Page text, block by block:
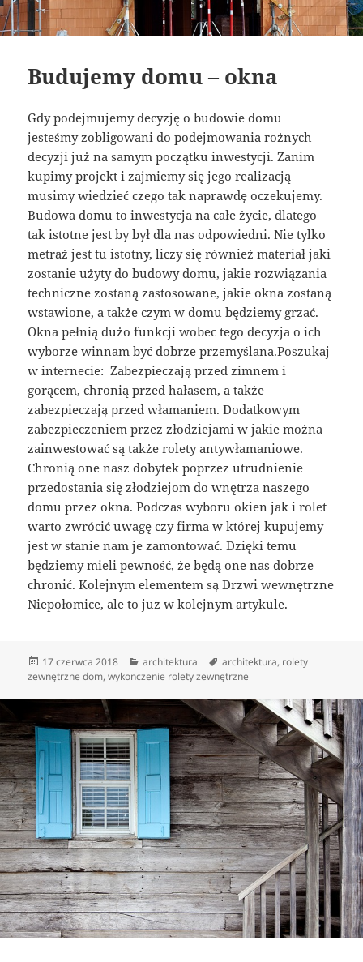
Budujemy domu – okna
Gdy podejmujemy decyzję o budowie domu
jesteśmy zobligowani do podejmowania rożnych
decyzji już na samym początku inwestycji. Zanim
kupimy projekt i zajmiemy się jego realizacją
musimy wiedzieć czego tak naprawdę oczekujemy.
Budowa domu to inwestycja na całe życie, dlatego
tak istotne jest by był dla nas odpowiedni. Nie tylko
metraż jest tu istotny, liczy się również materiał jaki
zostanie użyty do budowy domu, jakie rozwiązania
techniczne zostaną zastosowane, jakie okna zostaną
wstawione, a także czym w domu będziemy grzać.
Okna pełnią dużo funkcji wobec tego decyzja o ich
wyborze winnam być dobrze przemyślana.Poszukaj
w internecie: Zabezpieczają przed zimnem i
gorącem, chronią przed hałasem, a także
zabezpieczają przed włamaniem. Dodatkowym
zabezpieczeniem przez złodziejami w jakie można
zainwestować są także rolety antywłamaniowe.
Chronią one nasz dobytek poprzez utrudnienie
przedostania się złodziejom do wnętrza naszego
domu przez okna. Podczas wyboru okien jak i rolet
warto zwrócić uwagę czy firma w której kupujemy
jest w stanie nam je zamontować. Dzięki temu
będziemy mieli pewność, że będą one nas dobrze
chronić. Kolejnym elementem są Drzwi wewnętrzne
Niepołomice, ale to juz w kolejnym artykule.
Data
publikacji
17 czerwca 2018 Kategorie
architektura Tagi
architektura, rolety
zewnętrzne dom,wykonczenie rolety zewnętrzne